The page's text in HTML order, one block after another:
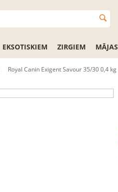
EKSOTISKIEM ZIRGIEM MĀJAS
Royal Canin Exigent Savour 35/30 0,4 kg